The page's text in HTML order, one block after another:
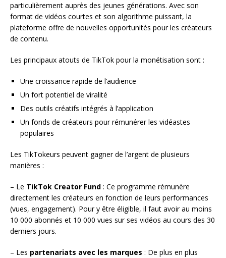
particulièrement auprès des jeunes générations. Avec son
format de vidéos courtes et son algorithme puissant, la
plateforme offre de nouvelles opportunités pour les créateurs
de contenu.
Les principaux atouts de TikTok pour la monétisation sont :
Une croissance rapide de l’audience
Un fort potentiel de viralité
Des outils créatifs intégrés à l’application
Un fonds de créateurs pour rémunérer les vidéastes
populaires
Les TikTokeurs peuvent gagner de l’argent de plusieurs
manières :
– Le TikTok Creator Fund : Ce programme rémunère
directement les créateurs en fonction de leurs performances
(vues, engagement). Pour y être éligible, il faut avoir au moins
10 000 abonnés et 10 000 vues sur ses vidéos au cours des 30
derniers jours.
– Les partenariats avec les marques : De plus en plus